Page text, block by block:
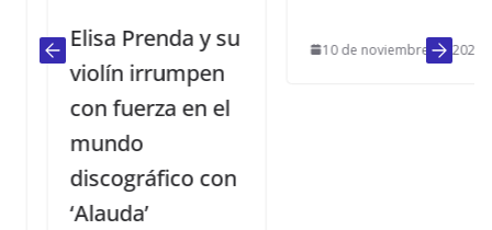
Elisa Prenda y su
violín irrumpen
con fuerza en el
mundo
discográfico con
‘Alauda’
10 de noviembre de 2025